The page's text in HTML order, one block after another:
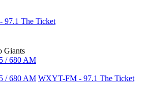
The Ticket
Giants
/ 680 AM
/ 680 AM WXYT-FM - 97.1 The Ticket